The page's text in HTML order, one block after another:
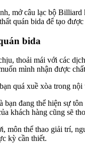
mở câu lạc bộ
quán bida để tạo
bida
thoải mái với các
mình nhận được
quá xuề xòa trong
đang thể hiện sự
khách hàng cũng sẽ
môn thể thao giải trí,
kỳ cần thiết.